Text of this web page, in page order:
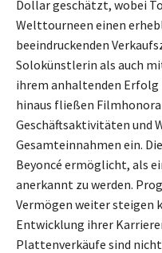
Dollar geschätzt, wobei
Welttourneen einen
beeindruckenden
Solokünstlerin als auch
ihrem anhaltenden Erfolg
hinaus fließen
Geschäftsaktivitäten und
Gesamteinnahmen ein.
Beyoncé ermöglicht, als
anerkannt zu werden.
Vermögen weiter steigen
Entwicklung ihrer
Plattenverkäufe sind